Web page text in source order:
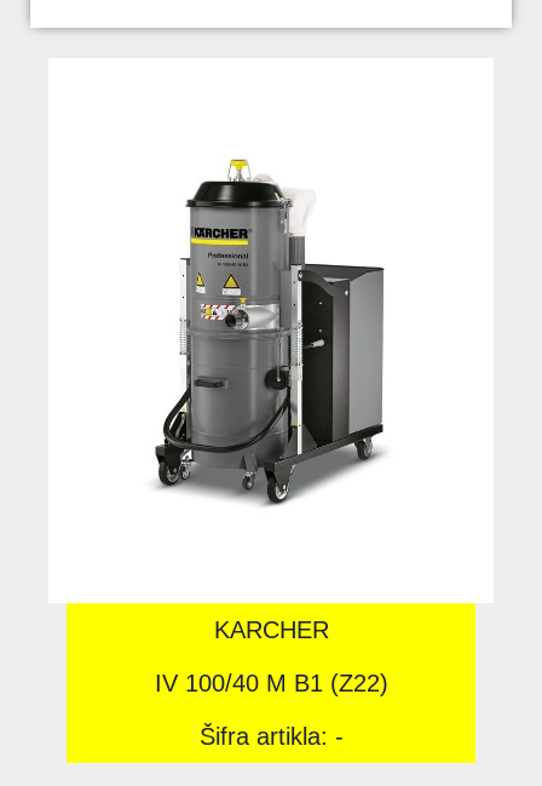
KARCHER
IV 100/40 M B1 (Z22)
Šifra artikla: -